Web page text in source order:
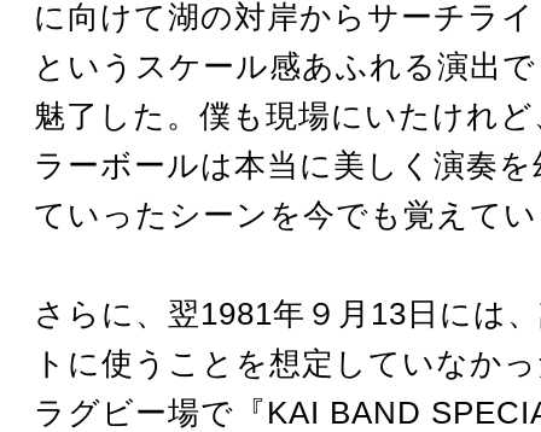
に向けて湖の対岸からサーチラ
というスケール感あふれる演出
魅了した。僕も現場にいたけれ
ラーボールは本当に美しく演奏
ていったシーンを今でも覚えて
さらに、翌1981年９月13日には
トに使うことを想定していなか
ラグビー場で『KAI BAND